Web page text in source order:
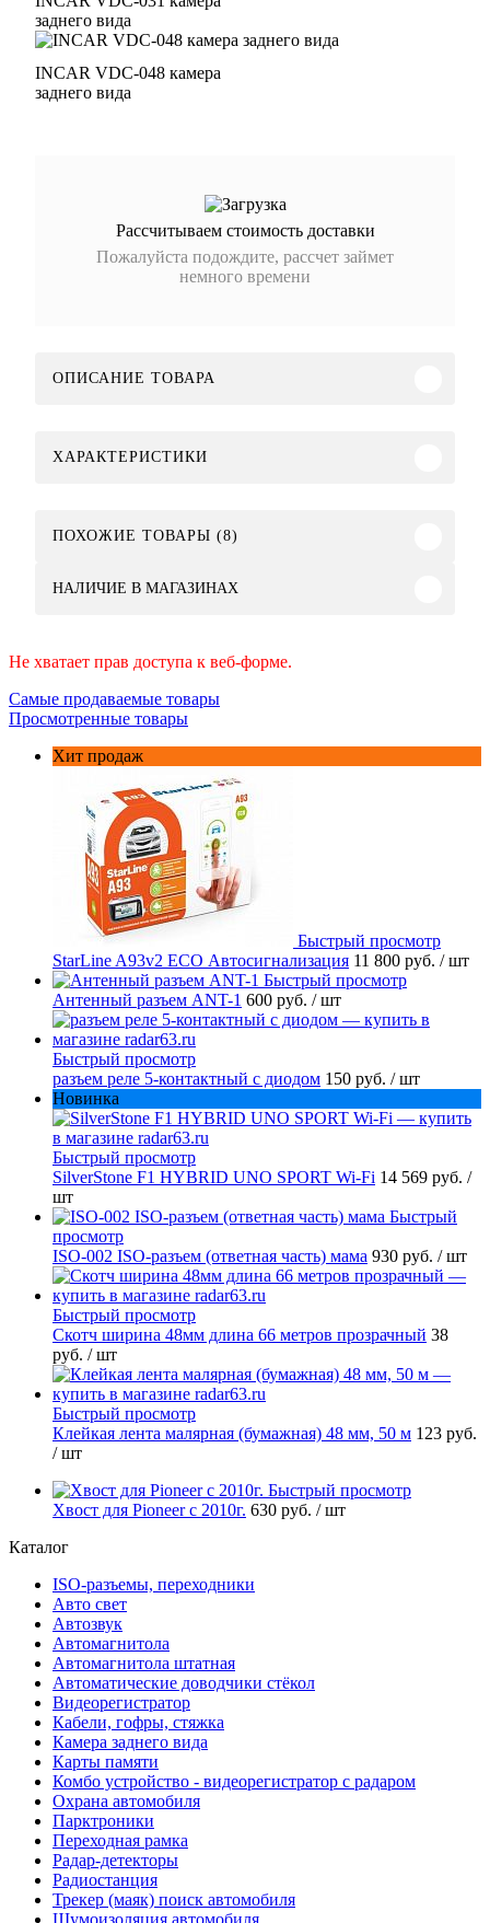
заднего вида
INCAR VDC-048 камера
заднего вида
Рассчитываем стоимость доставки
Пожалуйста подождите, рассчет займет
немного времени
ОПИСАНИЕ ТОВАРА
ХАРАКТЕРИСТИКИ
ПОХОЖИЕ ТОВАРЫ (8)
НАЛИЧИЕ В МАГАЗИНАХ
Не хватает прав доступа к веб-форме.
Самые продаваемые товары
Просмотренные товары
Хит продаж
Быстрый просмотр
StarLine A93v2 ECO Автосигнализация 11 800 руб. / шт
Быстрый просмотр
Антенный разъем ANT-1 600 руб. / шт
Быстрый просмотр
разъем реле 5-контактный с диодом 150 руб. / шт
Новинка
Быстрый просмотр
SilverStone F1 HYBRID UNO SPORT Wi-Fi 14 569 руб. /
шт
Быстрый
просмотр
ISO-002 ISO-разъем (ответная часть) мама 930 руб. / шт
Быстрый просмотр
Скотч ширина 48мм длина 66 метров прозрачный 38
руб. / шт
Быстрый просмотр
Клейкая лента малярная (бумажная) 48 мм, 50 м 123 руб.
/ шт
Быстрый просмотр
Хвост для Pioneer с 2010г. 630 руб. / шт
Каталог
ISO-разъемы, переходники
Авто свет
Автозвук
Автомагнитола
Автомагнитола штатная
Автоматические доводчики стёкол
Видеорегистратор
Кабели, гофры, стяжка
Камера заднего вида
Карты памяти
Комбо устройство - видеорегистратор с радаром
Охрана автомобиля
Парктроники
Переходная рамка
Радар-детекторы
Радиостанция
Трекер (маяк) поиск автомобиля